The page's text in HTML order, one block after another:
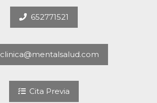
652771521
clinica@mentalsalud.com
Cita Previa